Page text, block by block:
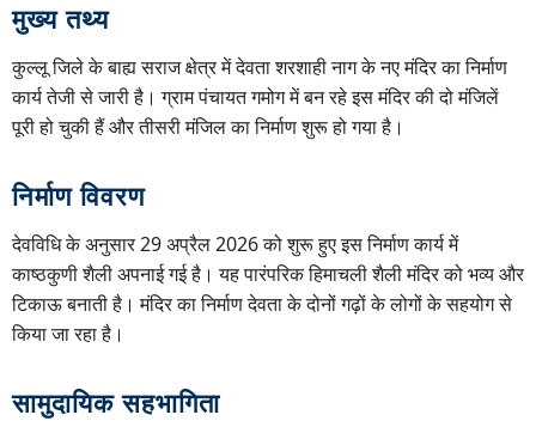
मुख्य तथ्य
कुल्लू जिले के बाह्य सराज क्षेत्र में देवता शरशाही नाग के नए मंदिर का निर्माण
कार्य तेजी से जारी है। ग्राम पंचायत गमोग में बन रहे इस मंदिर की दो मंजिलें
पूरी हो चुकी हैं और तीसरी मंजिल का निर्माण शुरू हो गया है।
निर्माण विवरण
देवविधि के अनुसार 29 अप्रैल 2026 को शुरू हुए इस निर्माण कार्य में
काष्ठकुणी शैली अपनाई गई है। यह पारंपरिक हिमाचली शैली मंदिर को भव्य और
टिकाऊ बनाती है। मंदिर का निर्माण देवता के दोनों गढ़ों के लोगों के सहयोग से
किया जा रहा है।
सामुदायिक सहभागिता